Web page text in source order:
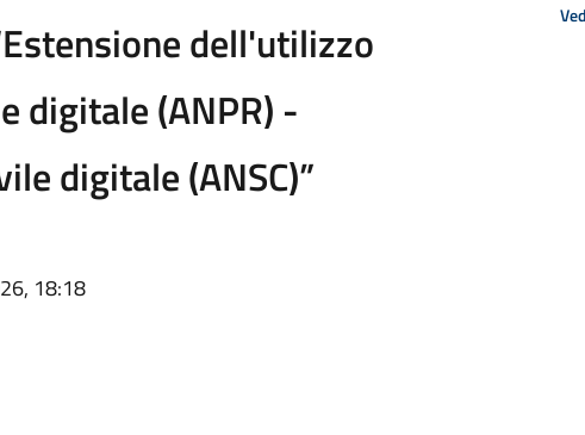
dell'utilizzo
digitale (ANPR) -
digitale (ANSC)”
18:18